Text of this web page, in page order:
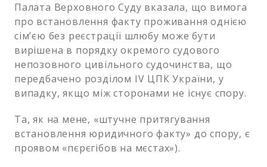
Палата Верховного Суду вказала, що вимога
про встановлення факту проживання однією
сім’єю без реєстрації шлюбу може бути
вирішена в порядку окремого судового
непозовного цивільного судочинства, що
передбачено розділом IV ЦПК України, у
випадку, якщо між сторонами не існує спору.
Та, як на мене, «штучне притягування
встановлення юридичного факту» до спору, є
проявом «пєрєгібов на мєстах»).